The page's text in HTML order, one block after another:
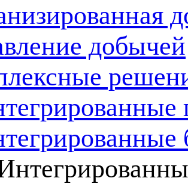
добычей